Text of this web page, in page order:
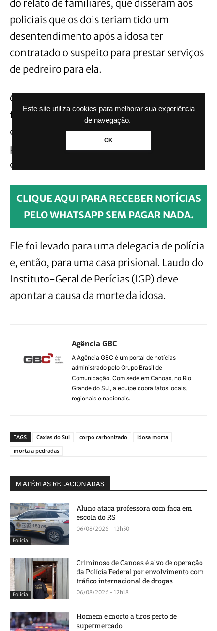
Este site utiliza cookies para melhorar sua experiência
de navegação.
OK
do relato de familiares, que disseram aos
policiais que os dois teriam tido um
desentendimento após a idosa ter
contratado o suspeito para prestar serviços
de pedreiro para ela.
Os dois teriam discutido quando o homem
foi até a casa da idosa cobrar os R$ 150. Ele
confessou que havia ateado fogo no corpo
para encobrir o crime. Mais detalhes sobre
o caso não foram divulgados pela polícia.
CLIQUE AQUI PARA RECEBER NOTÍCIAS
PELO WHATSAPP SEM PAGAR NADA.
Ele foi levado para uma delegacia de polícia
e, então, para uma casa prisional. Laudo do
Instituto-Geral de Perícias (IGP) deve
apontar a causa da morte da idosa.
Agência GBC
A Agência GBC é um portal de notícias
administrado pelo Grupo Brasil de
Comunicação. Com sede em Canoas, no Rio
Grande do Sul, a equipe cobra fatos locais,
regionais e nacionais.
TAGS Caxias do Sul corpo carbonizado
idosa morta
morta a pedradas
MATÉRIAS RELACIONADAS
Polícia
Aluno ataca professora com faca em
escola do RS
06/08/2026 - 12h50
Polícia
Criminoso de Canoas é alvo de operação
da Polícia Federal por envolvimento com
tráfico internacional de drogas
06/08/2026 - 12h18
Homem é morto a tiros perto de
supermercado